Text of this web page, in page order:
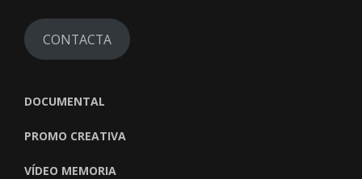
CONTACTA
DOCUMENTAL
PROMO CREATIVA
VÍDEO MEMORIA